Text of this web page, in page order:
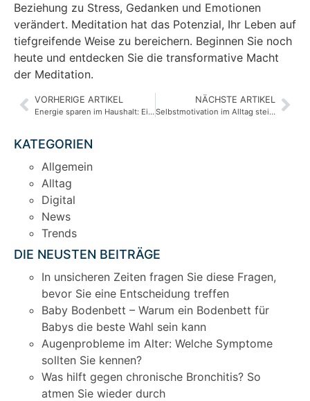
Beziehung zu Stress, Gedanken und Emotionen
verändert. Meditation hat das Potenzial, Ihr Leben auf
tiefgreifende Weise zu bereichern. Beginnen Sie noch
heute und entdecken Sie die transformative Macht
der Meditation.
VORHERIGE ARTIKEL
Energie sparen im Haushalt: Einfache Maßnahmen für jedermann
NÄCHSTE ARTIKEL
Selbstmotivation im Alltag steigern: Tipps und Strategien für mehr Energie und Fokus
KATEGORIEN
Allgemein
Alltag
Digital
News
Trends
DIE NEUSTEN BEITRÄGE
In unsicheren Zeiten fragen Sie diese Fragen,
bevor Sie eine Entscheidung treffen
Baby Bodenbett – Warum ein Bodenbett für
Babys die beste Wahl sein kann
Augenprobleme im Alter: Welche Symptome
sollten Sie kennen?
Was hilft gegen chronische Bronchitis? So
atmen Sie wieder durch